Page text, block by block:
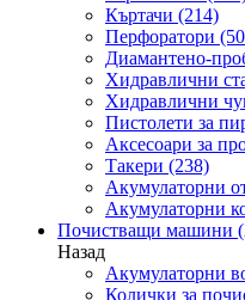
Къртачи (214)
Перфоратори
Диамантено-
Хидравлични
Хидравлични
Пистолети за
Аксесоари за
Такери (238)
Акумулаторни
Акумулаторни
Почистващи машини
Назад
Акумулаторни
Колички за